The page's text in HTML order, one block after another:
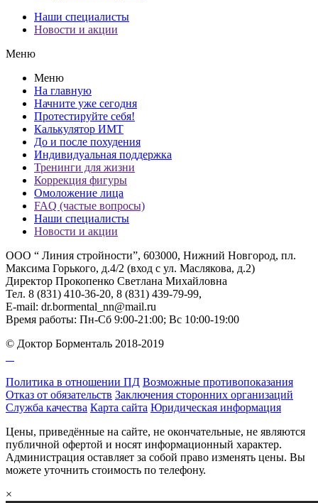
Наши специалисты
Новости и акции
Меню
Меню
На главную
Начните уже сегодня
Протестируйте себя!
Калькулятор ИМТ
До и после похудения
Индивидуальная поддержка
Тренинги для жизни
Коррекция фигуры
Омоложение лица
FAQ (частые вопросы)
Наши специалисты
Новости и акции
ООО “ Линия стройности”, 603000, Нижний Новгород, пл.
Максима Горького, д.4/2 (вход с ул. Маслякова, д.2)
Директор Прокопенко Светлана Михайловна
Тел. 8 (831) 410-36-20, 8 (831) 439-79-99,
E-mail: dr.bormental_nn@mail.ru
Время работы: Пн-Сб 9:00-21:00; Вс 10:00-19:00
© Доктор Борменталь 2018-2019
Политика в отношении ПД Возможные противопоказания
Отказ от обязательств Заключения сторонних организаций
Служба качества Карта сайта Юридическая информация
Цены, приведённые на сайте, не окончательные, не являются
публичной офертой и носят информационный характер.
Администрация оставляет за собой право изменять цены. Вы
можете уточнить стоимость по телефону.
×